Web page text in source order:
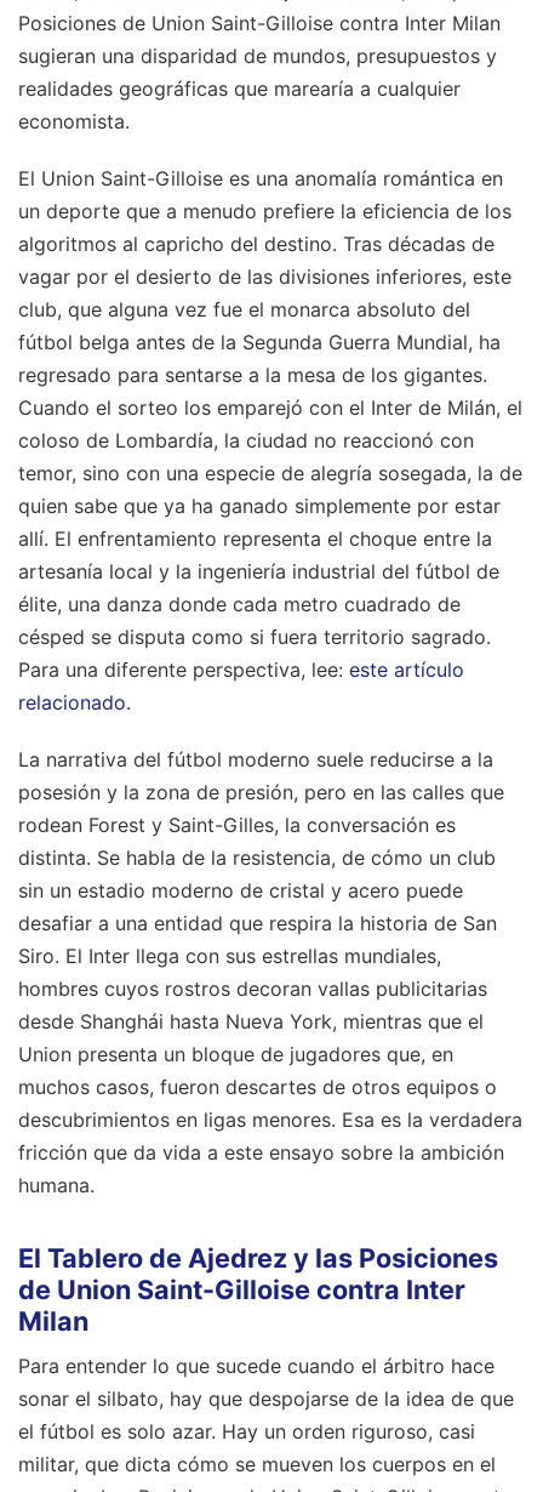
Posiciones de Union Saint-Gilloise contra Inter Milan
sugieran una disparidad de mundos, presupuestos y
realidades geográficas que marearía a cualquier
economista.
El Union Saint-Gilloise es una anomalía romántica en
un deporte que a menudo prefiere la eficiencia de los
algoritmos al capricho del destino. Tras décadas de
vagar por el desierto de las divisiones inferiores, este
club, que alguna vez fue el monarca absoluto del
fútbol belga antes de la Segunda Guerra Mundial, ha
regresado para sentarse a la mesa de los gigantes.
Cuando el sorteo los emparejó con el Inter de Milán, el
coloso de Lombardía, la ciudad no reaccionó con
temor, sino con una especie de alegría sosegada, la de
quien sabe que ya ha ganado simplemente por estar
allí. El enfrentamiento representa el choque entre la
artesanía local y la ingeniería industrial del fútbol de
élite, una danza donde cada metro cuadrado de
césped se disputa como si fuera territorio sagrado.
Para una diferente perspectiva, lee: este artículo
relacionado.
La narrativa del fútbol moderno suele reducirse a la
posesión y la zona de presión, pero en las calles que
rodean Forest y Saint-Gilles, la conversación es
distinta. Se habla de la resistencia, de cómo un club
sin un estadio moderno de cristal y acero puede
desafiar a una entidad que respira la historia de San
Siro. El Inter llega con sus estrellas mundiales,
hombres cuyos rostros decoran vallas publicitarias
desde Shanghái hasta Nueva York, mientras que el
Union presenta un bloque de jugadores que, en
muchos casos, fueron descartes de otros equipos o
descubrimientos en ligas menores. Esa es la verdadera
fricción que da vida a este ensayo sobre la ambición
humana.
El Tablero de Ajedrez y las Posiciones
de Union Saint-Gilloise contra Inter
Milan
Para entender lo que sucede cuando el árbitro hace
sonar el silbato, hay que despojarse de la idea de que
el fútbol es solo azar. Hay un orden riguroso, casi
militar, que dicta cómo se mueven los cuerpos en el